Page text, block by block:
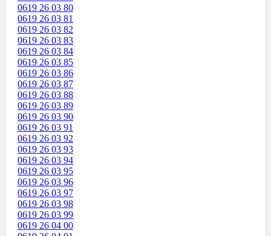
0619 26 03 80
0619 26 03 81
0619 26 03 82
0619 26 03 83
0619 26 03 84
0619 26 03 85
0619 26 03 86
0619 26 03 87
0619 26 03 88
0619 26 03 89
0619 26 03 90
0619 26 03 91
0619 26 03 92
0619 26 03 93
0619 26 03 94
0619 26 03 95
0619 26 03 96
0619 26 03 97
0619 26 03 98
0619 26 03 99
0619 26 04 00